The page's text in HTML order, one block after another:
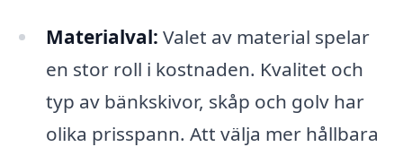
Materialval: Valet av material spelar
en stor roll i kostnaden. Kvalitet och
typ av bänkskivor, skåp och golv har
olika prisspann. Att välja mer hållbara